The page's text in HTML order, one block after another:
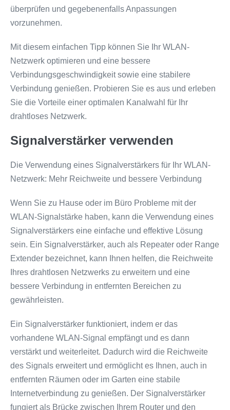
überprüfen und gegebenenfalls Anpassungen
vorzunehmen.
Mit diesem einfachen Tipp können Sie Ihr WLAN-
Netzwerk optimieren und eine bessere
Verbindungsgeschwindigkeit sowie eine stabilere
Verbindung genießen. Probieren Sie es aus und erleben
Sie die Vorteile einer optimalen Kanalwahl für Ihr
drahtloses Netzwerk.
Signalverstärker verwenden
Die Verwendung eines Signalverstärkers für Ihr WLAN-
Netzwerk: Mehr Reichweite und bessere Verbindung
Wenn Sie zu Hause oder im Büro Probleme mit der
WLAN-Signalstärke haben, kann die Verwendung eines
Signalverstärkers eine einfache und effektive Lösung
sein. Ein Signalverstärker, auch als Repeater oder Range
Extender bezeichnet, kann Ihnen helfen, die Reichweite
Ihres drahtlosen Netzwerks zu erweitern und eine
bessere Verbindung in entfernten Bereichen zu
gewährleisten.
Ein Signalverstärker funktioniert, indem er das
vorhandene WLAN-Signal empfängt und es dann
verstärkt und weiterleitet. Dadurch wird die Reichweite
des Signals erweitert und ermöglicht es Ihnen, auch in
entfernten Räumen oder im Garten eine stabile
Internetverbindung zu genießen. Der Signalverstärker
fungiert als Brücke zwischen Ihrem Router und den